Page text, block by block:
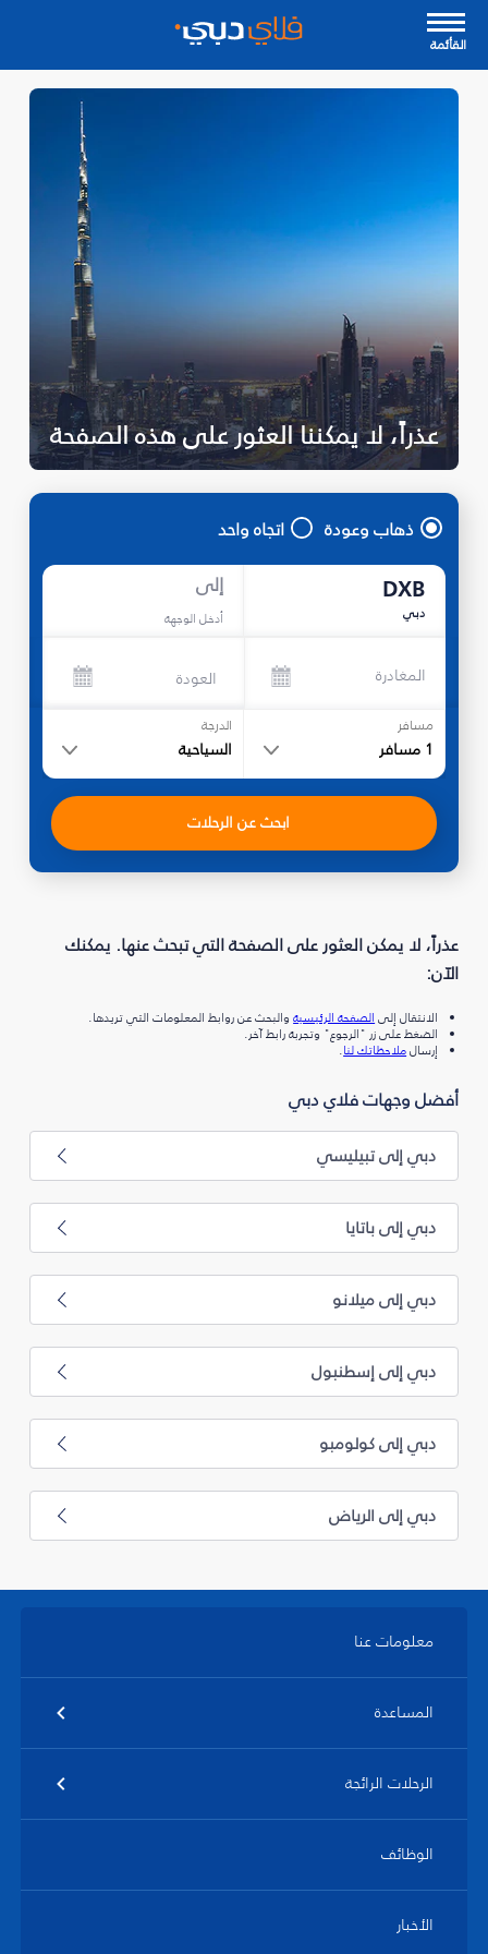
القأئمة
عذراً، لا يمكننا العثور على هذه الصفحة
ذهاب وعودة اتجاه واحد
DXB
دبي
إلى
أدخل الوجهة
المغادرة العودة
مسافر
1 مسافر
الدرجة
السياحية
ابحث عن الرحلات
عذراً، لا يمكن العثور على الصفحة التي تبحث عنها. يمكنك
الآن:
الانتقال إلىالصفحة الرئيسيةوالبحث عن روابط المعلومات التي تريدها.
الضغط على زر "الرجوع" وتجربة رابط آخر.
إرسالملاحظاتك لنا.
أفضل وجهات فلاي دبي
دبي إلى تبيليسي
دبي إلى باتايا
دبي إلى ميلانو
دبي إلى إسطنبول
دبي إلى كولومبو
دبي إلى الرياض
معلومات عنا
المساعدة
الرحلات الرائجة
الوظائف
الأخبار